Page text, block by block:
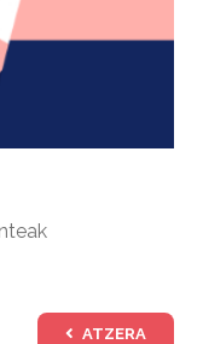
ATZERA